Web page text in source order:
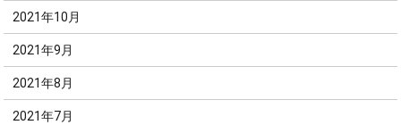
2021年10月
2021年9月
2021年8月
2021年7月